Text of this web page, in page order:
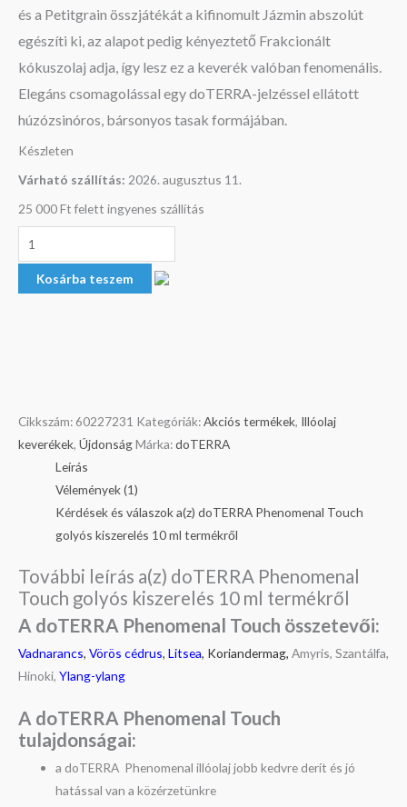
és a Petitgrain összjátékát a kifinomult Jázmin abszolút
egészíti ki, az alapot pedig kényeztető Frakcionált
kókuszolaj adja, így lesz ez a keverék valóban fenomenális.
Elegáns csomagolással egy doTERRA-jelzéssel ellátott
húzózsinóros, bársonyos tasak formájában.
Készleten
Várható szállítás: 2026. augusztus 11.
25 000 Ft felett ingyenes szállítás
Kosárba teszem
Cikkszám: 60227231 Kategóriák:Akciós termékek, Illóolaj
keverékek, ÚjdonságMárka:doTERRA
Leírás
Vélemények (1)
Kérdések és válaszok a(z) doTERRA Phenomenal Touch
golyós kiszerelés 10 ml termékről
További leírás a(z) doTERRA Phenomenal
Touch golyós kiszerelés 10 ml termékről
A doTERRA Phenomenal Touch összetevői:
Vadnarancs, Vörös cédrus, Litsea, Koriandermag, Amyris, Szantálfa,
Hinoki, Ylang-ylang
A doTERRA Phenomenal Touch
tulajdonságai:
a doTERRA Phenomenal illóolaj jobb kedvre derít és jó
hatással van a közérzetünkre